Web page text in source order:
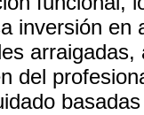
inversión en
del